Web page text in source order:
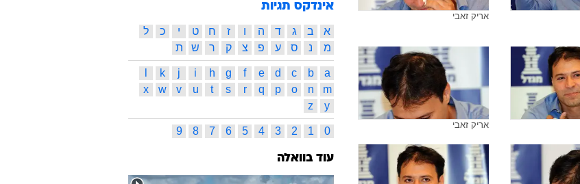
תמונות משויכות לתגית זו
אריק זאבי
תגיות קשורות
אליס שלזינגר ג'ודו
יואל רזבוזוב
אולימפיאדה לונדון 2012
ירדן ג'רבי
אולימפיאדת בייג'ינג
אורן סמדג'ה
לי קורזיץ
שמעון גרשון
גילי לוסטיג שחר פאר
צבי ורשביאק
שמעון פרס
רווית זאבי
אולימפיאדה לונדון 2012 תמונות ישראלים
טומי ארשנסקי
שגיא מוקי
אינדקס תגיות
א ב ג ד ה ו ז ח ט י כ
ל